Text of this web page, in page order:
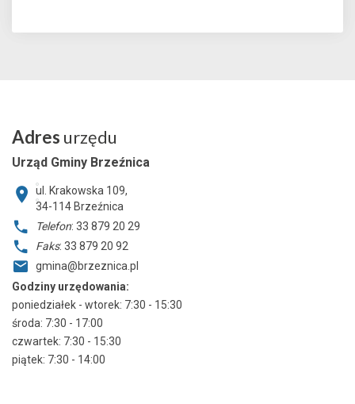
Adres urzędu
Urząd Gminy Brzeźnica
ul. Krakowska 109,
34-114 Brzeźnica
Telefon: 33 879 20 29
Faks: 33 879 20 92
gmina@brzeznica.pl
Godziny urzędowania:
poniedziałek - wtorek: 7:30 - 15:30
środa: 7:30 - 17:00
czwartek: 7:30 - 15:30
piątek: 7:30 - 14:00